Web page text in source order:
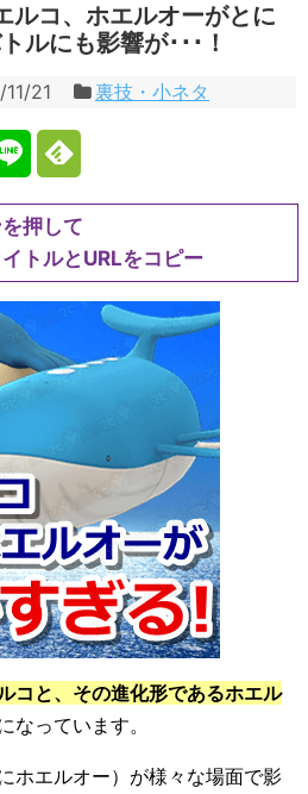
ルコ、ホエルオーがとに
ルにも影響が･･･！
21 裏技・小ネタ
押して
トルとURLをコピー
コと、その進化形であるホエル
なっています。
ホエルオー）が様々な場面で影